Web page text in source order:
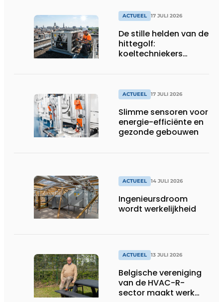
ACTUEEL 17 JULI 2026
De stille helden van de
hittegolf:
koeltechniekers
productiebedrijven
ACTUEEL 17 JULI 2026
Slimme sensoren voor
energie-efficiënte en
gezonde gebouwen
ACTUEEL 14 JULI 2026
Ingenieursdroom
wordt werkelijkheid
ACTUEEL 13 JULI 2026
Belgische vereniging
van de HVAC-R-
sector maakt werk